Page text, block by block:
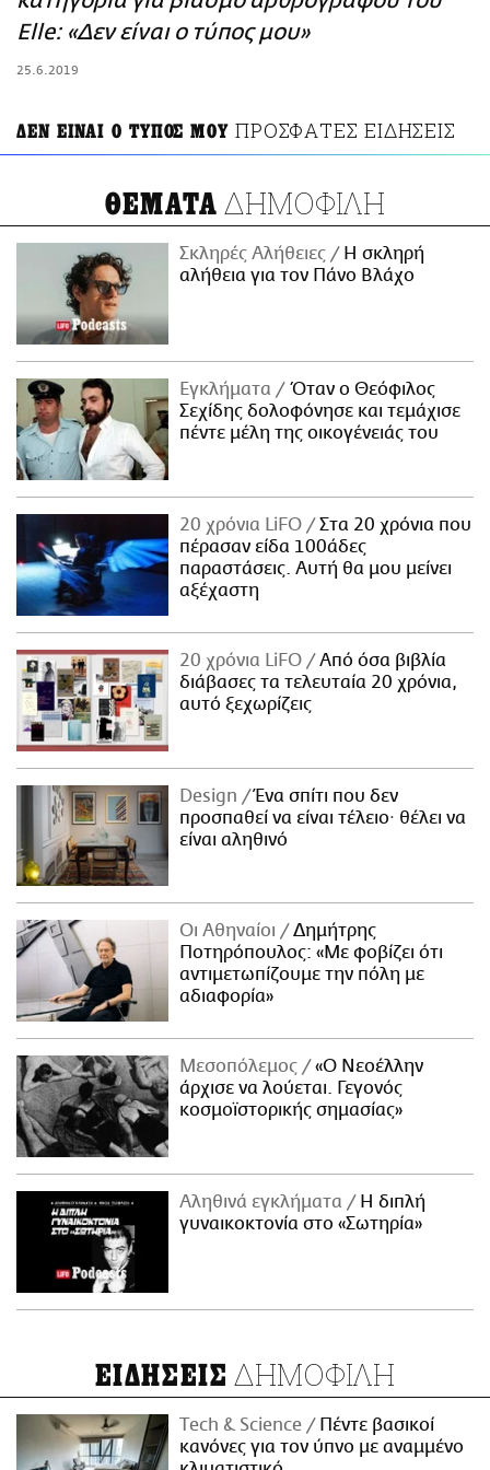
ΑΜΠΑ
Elle: «Δεν είναι ο τύπος μου»
25.6.2019
ΔΕΝ ΕΙΝΑΙ Ο ΤΥΠΟΣ ΜΟΥ ΠΡΟΣΦΑΤΕΣ ΕΙΔΗΣΕΙΣ
ΘΕΜΑΤΑ ΔΗΜΟΦΙΛΗ
Σκληρές Αλήθειες
H σκληρή
αλήθεια για τον Πάνο Βλάχο
Εγκλήματα
Όταν ο Θεόφιλος
Σεχίδης δολοφόνησε και τεμάχισε
πέντε μέλη της οικογένειάς του
20 χρόνια LiFO
Στα 20 χρόνια που
πέρασαν είδα 100άδες
παραστάσεις. Αυτή θα μου μείνει
αξέχαστη
20 χρόνια LiFO
Από όσα βιβλία
διάβασες τα τελευταία 20 χρόνια,
αυτό ξεχωρίζεις
Design
Ένα σπίτι που δεν
προσπαθεί να είναι τέλειο· θέλει να
είναι αληθινό
Οι Αθηναίοι
Δημήτρης
Ποτηρόπουλος: «Με φοβίζει ότι
αντιμετωπίζουμε την πόλη με
αδιαφορία»
Μεσοπόλεμος
«Ο Νεοέλλην
άρχισε να λούεται. Γεγονός
κοσμοϊστορικής σημασίας»
Αληθινά εγκλήματα
Η διπλή
γυναικοκτονία στο «Σωτηρία»
ΕΙΔΗΣΕΙΣ ΔΗΜΟΦΙΛΗ
Τech & Science
Πέντε βασικοί
κανόνες για τον ύπνο με αναμμένο